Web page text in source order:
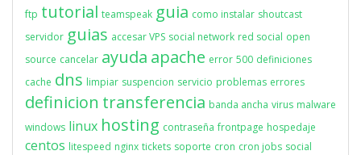
ftp tutorial teamspeak guia como instalar shoutcast
servidor guias accesar VPS social network red social open
source cancelar ayuda apache error 500 definiciones
cache dns limpiar suspencion servicio problemas errores
definicion transferencia banda ancha virus malware
windows linux hosting contraseña frontpage hospedaje
centos litespeed nginx tickets soporte cron cron jobs social